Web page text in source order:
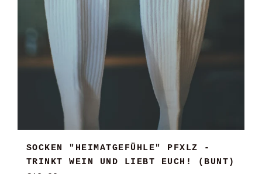
SOCKEN "HEIMATGEFÜHLE" PFXLZ -
TRINKT WEIN UND LIEBT EUCH! (BUNT)